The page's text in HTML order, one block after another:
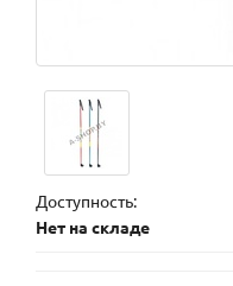
Доступность:
Нет на складе